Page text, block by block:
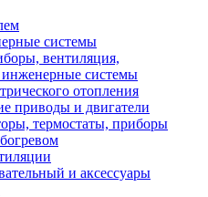
системы
вентиляция,
инженерные системы
отопления
приводы и двигатели
термостаты, приборы
и аксессуары